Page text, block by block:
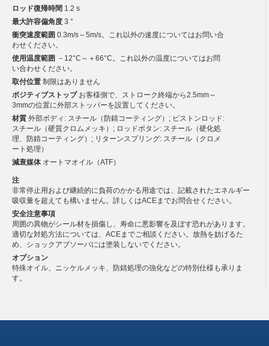
ロッド復帰時間 1.2 s
最大許容偏角度 3 °
衝突速度範囲 0.3m/s～5m/s。これ以外の速度についてはお問い合
わせください。
使用温度範囲 －12°C～＋66°C。これ以外の温度についてはお問
い合わせください。
取付位置 制限はありません
ポジティブストップお客様側で、ストローク終端から2.5mm～
3mmの位置に外部ストッパーを設置してください。
材質 外部ボディ: スチール（防錆コーティング）; ピストンロッド:
スチール（硬質クロムメッキ）; ロッドボタン: スチール（硬化処
理、防錆コーティング）; リターンスプリング: スチール（クロメ
ート処理）
減衰媒体オートマオイル（ATF）
注
非常停止用および継続的に負荷のかかる用途では、記載されたエネルギー
吸収量を超えても構いません。詳しくはACEまでお問合せください。
安全注意事項
周囲の異物がシール材を損傷し、寿命に悪影響を及ぼす恐れがあります。
適切な対処方法については、ACEまでご相談ください。放熱を妨げるた
め、ショックアブソーバには塗装しないでください。
オプション
特殊オイル、ニッケルメッキ、防錆処理の強化などの特別仕様も承りま
す。